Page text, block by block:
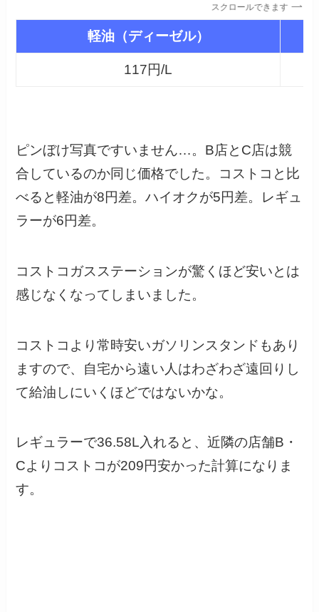
スクロールできます
軽油（ディーゼル）
117円/L
ピンぼけ写真ですいません…。B店とC店は競
合しているのか同じ価格でした。コストコと比
べると軽油が8円差。ハイオクが5円差。レギュ
ラーが6円差。
コストコガスステーションが驚くほど安いとは
感じなくなってしまいました。
コストコより常時安いガソリンスタンドもあり
ますので、自宅から遠い人はわざわざ遠回りし
て給油しにいくほどではないかな。
レギュラーで36.58L入れると、近隣の店舗B・
Cよりコストコが209円安かった計算になりま
す。